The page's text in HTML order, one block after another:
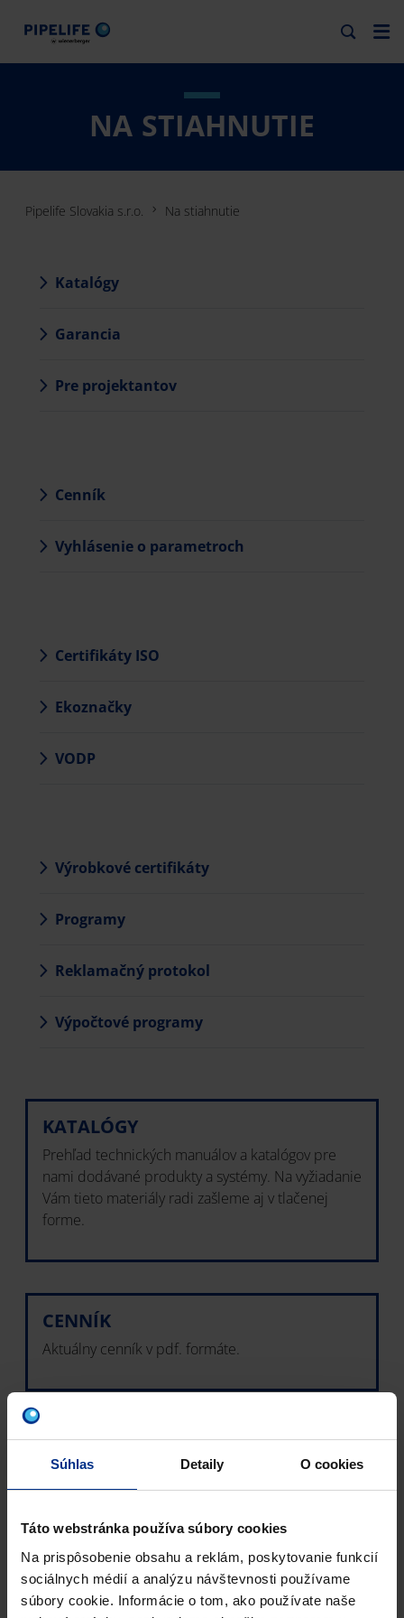
Súhlas Detaily O cookies
Táto webstránka používa súbory cookies
Na prispôsobenie obsahu a reklám, poskytovanie funkcií
sociálnych médií a analýzu návštevnosti používame
súbory cookie. Informácie o tom, ako používate naše
NA STIAHNUTIE
Pipelife Slovakia s.r.o. Na stiahnutie
Katalógy
Garancia
Pre projektantov
Cenník
Vyhlásenie o parametroch
Certifikáty ISO
Ekoznačky
VODP
Výrobkové certifikáty
Programy
Reklamačný protokol
Výpočtové programy
KATALÓGY
Prehľad technických manuálov a katalógov pre
nami dodávané produkty a systémy. Na vyžiadanie
Vám tieto materiály radi zašleme aj v tlačenej
forme.
CENNÍK
Aktuálny cenník v pdf. formáte.
Pipelife má certifikován systém řízení jakosti a
BOZP a energetický systém.